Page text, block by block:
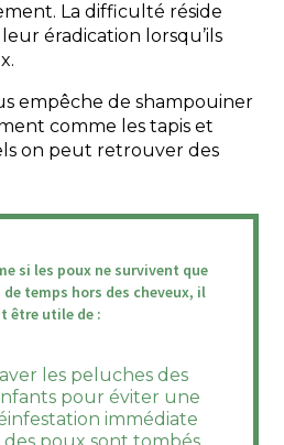
La difficulté réside
éradication lorsqu’ils
empêche de shampouiner
comme les tapis et
on peut retrouver des
si les poux ne survivent que
de temps hors des cheveux, il
être utile de :
les peluches des
pour éviter une
immédiate